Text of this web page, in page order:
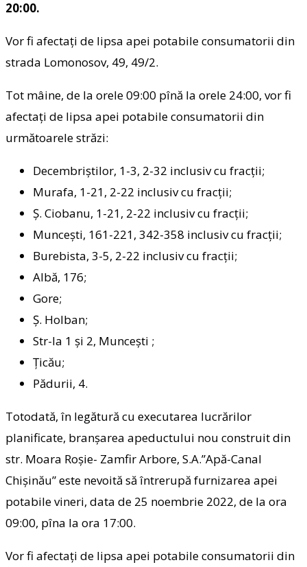
20:00.
Vor fi afectaţi de lipsa apei potabile consumatorii din
strada Lomonosov, 49, 49/2.
Tot mâine, de la orele 09:00 pînă la orele 24:00, vor fi
afectaţi de lipsa apei potabile consumatorii din
următoarele străzi:
Decembriştilor, 1-3, 2-32 inclusiv cu fracţii;
Murafa, 1-21, 2-22 inclusiv cu fracţii;
Ş. Ciobanu, 1-21, 2-22 inclusiv cu fracţii;
Munceşti, 161-221, 342-358 inclusiv cu fracţii;
Burebista, 3-5, 2-22 inclusiv cu fracţii;
Albă, 176;
Gore;
Ş. Holban;
Str-la 1 şi 2, Munceşti ;
Ţicău;
Pădurii, 4.
Totodată, în legătură cu executarea lucrărilor
planificate, branșarea apeductului nou construit din
str. Moara Roşie- Zamfir Arbore, S.A.”Apă-Canal
Chişinău” este nevoită să întrerupă furnizarea apei
potabile vineri, data de 25 noembrie 2022, de la ora
09:00, pîna la ora 17:00.
Vor fi afectaţi de lipsa apei potabile consumatorii din